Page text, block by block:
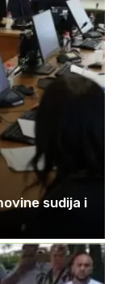
sudija i